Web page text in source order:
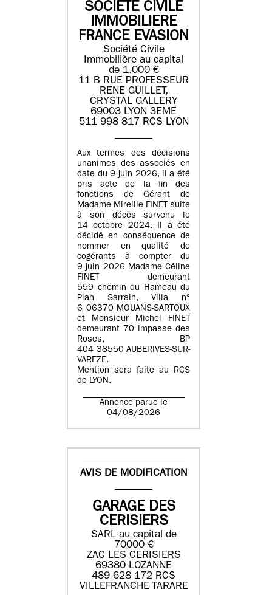
SOCIETE CIVILE
IMMOBILIERE
FRANCE EVASION
Société Civile
Immobilière au capital
de 1.000 €
11 B RUE PROFESSEUR
RENE GUILLET,
CRYSTAL GALLERY
69003 LYON 3EME
511 998 817 RCS LYON
Aux termes des décisions
unanimes des associés en
date du 9 juin 2026, il a été
pris acte de la fin des
fonctions de Gérant de
Madame Mireille FINET suite
à son décès survenu le
14 octobre 2024. Il a été
décidé en conséquence de
nommer en qualité de
cogérants à compter du
9 juin 2026 Madame Céline
FINET demeurant
559 chemin du Hameau du
Plan Sarrain, Villa n°
6 06370 MOUANS-SARTOUX
et Monsieur Michel FINET
demeurant 70 impasse des
Roses, BP
404 38550 AUBERIVES-SUR-
VAREZE.
Mention sera faite au RCS
de LYON.
Annonce parue le
04/08/2026
AVIS DE MODIFICATION
GARAGE DES
CERISIERS
SARL au capital de
70000 €
ZAC LES CERISIERS
69380 LOZANNE
489 628 172 RCS
VILLEFRANCHE-TARARE